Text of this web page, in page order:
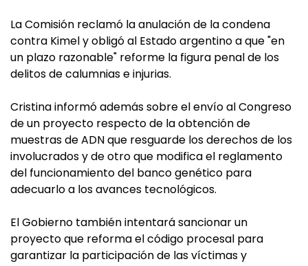
La Comisión reclamó la anulación de la condena
contra Kimel y obligó al Estado argentino a que "en
un plazo razonable" reforme la figura penal de los
delitos de calumnias e injurias.
Cristina informó además sobre el envío al Congreso
de un proyecto respecto de la obtención de
muestras de ADN que resguarde los derechos de los
involucrados y de otro que modifica el reglamento
del funcionamiento del banco genético para
adecuarlo a los avances tecnológicos.
El Gobierno también intentará sancionar un
proyecto que reforma el código procesal para
garantizar la participación de las víctimas y